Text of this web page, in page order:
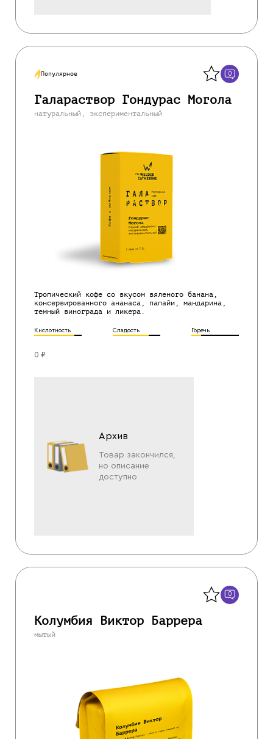
Популярное 0
Галараствор Гондурас Могола
натуральный, экспериментальный
Тропический кофе со вкусом вяленого банана,
консервированного ананаса, папайи, мандарина,
темный винограда и ликера.
Кислотность Сладость Горечь
0 ₽
Архив
Товар закончился,
но описание
доступно
0
Колумбия Виктор Баррера
мытый